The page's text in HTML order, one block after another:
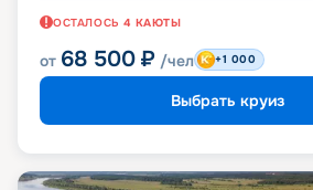
ОСТАЛОСЬ 4 КАЮТЫ
от 68 500 ₽ /чел +1 000
Выбрать круиз